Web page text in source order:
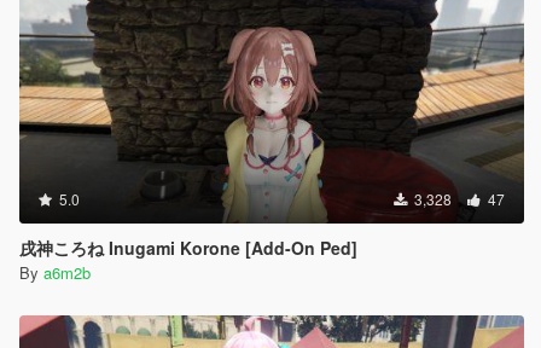
5.0 3,328 47
戌神ころね Inugami Korone [Add-On Ped]
By a6m2b